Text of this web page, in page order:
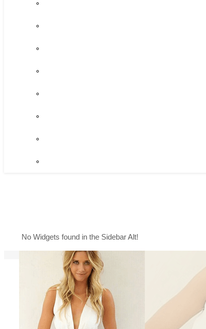
No Widgets found in the Sidebar Alt!